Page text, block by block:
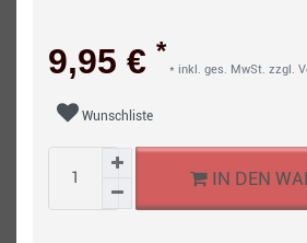
9,95 € *
* inkl. ges. MwSt. zzgl.
Wunschliste
IN DEN